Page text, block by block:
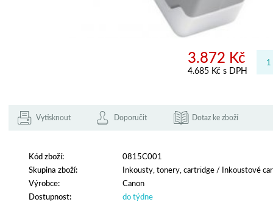
3.872 Kč
4.685 Kč s DPH
Vytisknout Doporučit Dotaz ke zboží
Kód zboží:
0815C001
Skupina zboží:
Inkousty, tonery, cartridge / Inkoustové
Výrobce:
Canon
Dostupnost:
do týdne